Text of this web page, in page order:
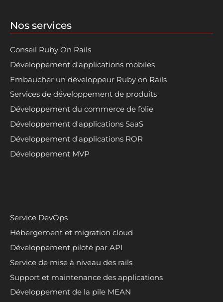
Nos services
Conseil Ruby On Rails
Développement d'applications mobiles
Embaucher un développeur Ruby on Rails
Services de développement de produits
Développement du commerce de folie
Développement d'applications SaaS
Développement d'applications ROR
Développement MVP
Service DevOps
Hébergement et migration cloud
Développement piloté par API
Service de mise à niveau des rails
Support et maintenance des applications
Développement de la pile MEAN